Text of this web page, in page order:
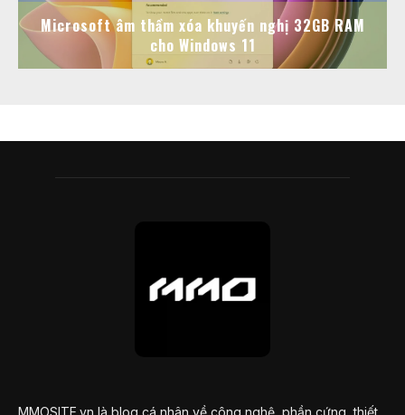
Microsoft âm thầm xóa khuyến nghị 32GB RAM
cho Windows 11
MMOSITE.vn là blog cá nhân về công nghệ, phần cứng, thiết